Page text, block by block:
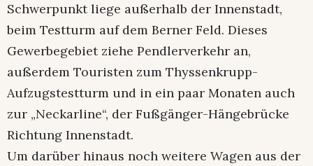
Schwerpunkt liege außerhalb der Innenstadt,
beim Testturm auf dem Berner Feld. Dieses
Gewerbegebiet ziehe Pendlerverkehr an,
außerdem Touristen zum Thyssenkrupp-
Aufzugstestturm und in ein paar Monaten auch
zur „Neckarline“, der Fußgänger-Hängebrücke
Richtung Innenstadt.
Um darüber hinaus noch weitere Wagen aus der